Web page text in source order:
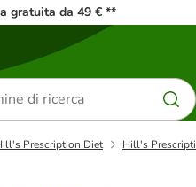
gratuita da 49 € **
Prescription Diet Hill's